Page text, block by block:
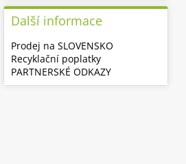
Další informace
Prodej na SLOVENSKO
Recyklační poplatky
PARTNERSKÉ ODKAZY